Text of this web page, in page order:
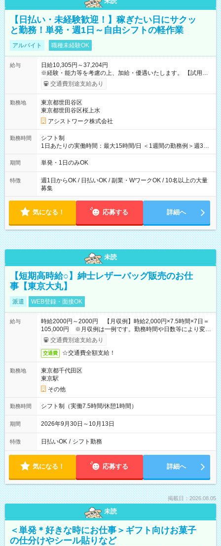
【日払い・未経験歓迎！】稼ぎたい日にサクッ
と勤務！単発・週1日～自由シフトの軽作業
アルバイト 職種未経験OK
給与
日給10,305円～37,204円
※経験・能力等を考慮の上、加給・優遇いたします。 【試用期
間】試用期間なし
交通費別途支給あり
勤務地
東京都世田谷区
東京都世田谷区桜上水
アシストワーク株式会社
勤務時間
シフト制
1日あたりの実働時間：最大15時間/日 ＜1週間の勤務例＞週3回
勤務 勤務：月・水・金 休み：火・木・土・日 好きな時にお仕事
可能です！ ※1日あたりの最大実働時間は日勤、夜勤共に勤務し
期間 単発・1日のみOK
特徴
週1日からOK / 日払いOK / 副業・WワークOK / 10名以上の大量
募集
気になる！ 応募する 詳細へ
未読
【短期高時給○】紳士レザーバッグ販売のお仕
事【東京大丸】
派遣 WEB登録・面接OK
給与
時給2000円～2000円 【月収例】時給2,000円×7.5時間×7日＝
105,000円 ※月収例は一例です。勤務時間や日数等により変動
いたします。
交通費別途支給あり
交通費 ☆交通費全額支給！
勤務地
東京都千代田区
東京駅
その他
勤務時間 シフト制（実働7.5時間/休憩1時間）
期間 2026年9月30日～10月13日
特徴 日払いOK / シフト勤務
気になる！ 応募する 詳細へ
掲載日：2026.08.05
未読
＜単発＊好きな時にお仕事＞ギフト向けお菓子
の仕分けやシール貼りなど